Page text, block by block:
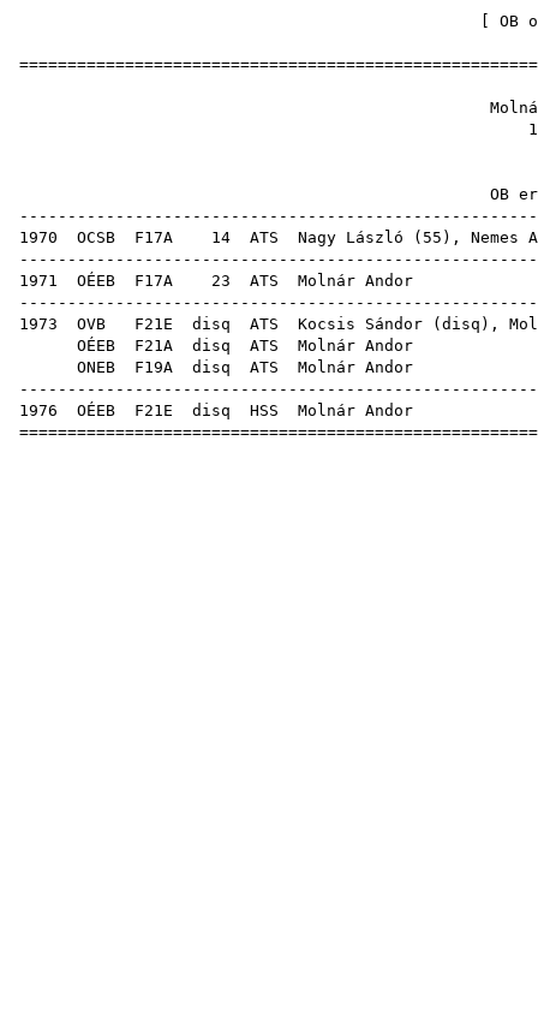
OB
OB
1970 OCSB F17A 14 ATS Nagy László ( 55 ), Nemes
1971 OÉEB F17A 23 ATS
1973 OVB F21E disq ATS Kocsis Sándor ( disq ),
OÉEB F21A disq ATS
ONEB F19A disq ATS
1976 OÉEB F21E disq HSS